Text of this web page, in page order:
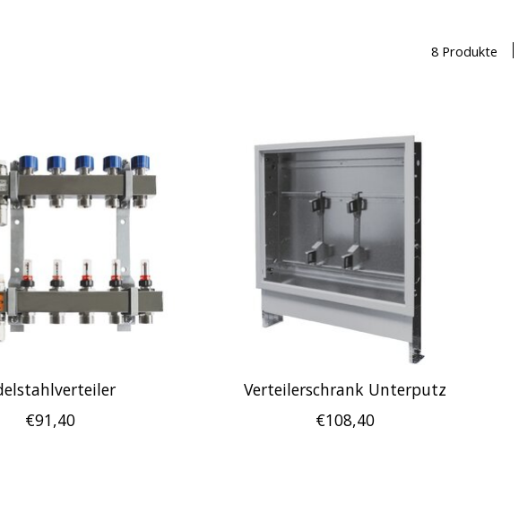
8 Produkte
€91,40
Verteilerschrank Unterputz
€108,40